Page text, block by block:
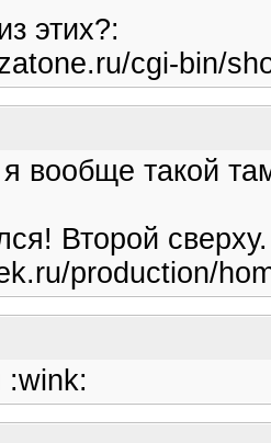
этих?:
cgi-bin/
вообще такой
Второй
production/